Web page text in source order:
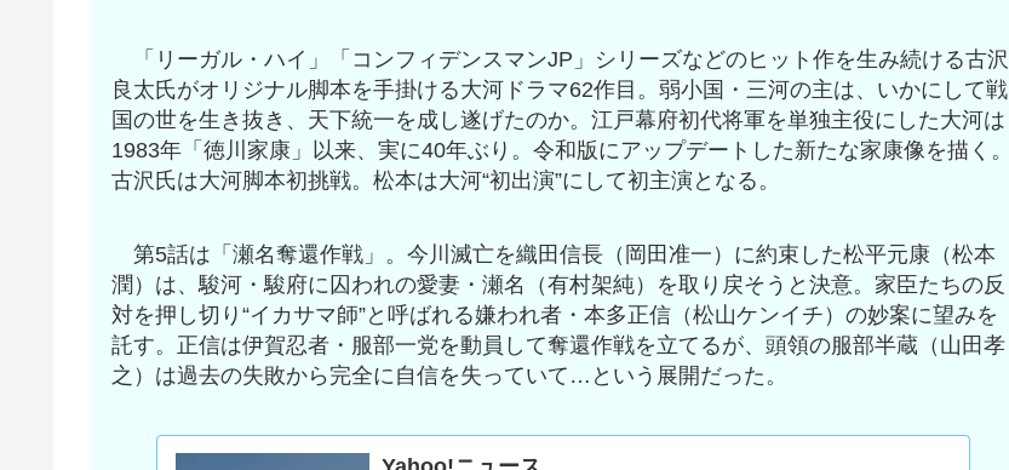
「リーガル・ハイ」「コンフィデンスマンJP」シリーズなどのヒット作を生み続ける古沢
良太氏がオリジナル脚本を手掛ける大河ドラマ62作目。弱小国・三河の主は、いかにして戦
国の世を生き抜き、天下統一を成し遂げたのか。江戸幕府初代将軍を単独主役にした大河は
1983年「徳川家康」以来、実に40年ぶり。令和版にアップデートした新たな家康像を描く。
古沢氏は大河脚本初挑戦。松本は大河“初出演”にして初主演となる。
第5話は「瀬名奪還作戦」。今川滅亡を織田信長（岡田准一）に約束した松平元康（松本
潤）は、駿河・駿府に囚われの愛妻・瀬名（有村架純）を取り戻そうと決意。家臣たちの反
対を押し切り“イカサマ師”と呼ばれる嫌われ者・本多正信（松山ケンイチ）の妙案に望みを
託す。正信は伊賀忍者・服部一党を動員して奪還作戦を立てるが、頭領の服部半蔵（山田孝
之）は過去の失敗から完全に自信を失っていて…という展開だった。